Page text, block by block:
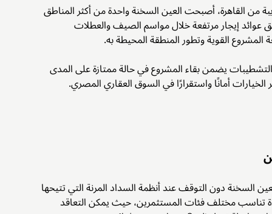
من القاهرة، أصبحت العين السخنة واحدة من أكثر المناطق
عوائد إيجار مرتفعة خلال مواسم الصيف والعطلات
القوية وتطور المنطقة المحيطة به.
يضمن بقاء المشروع في حالة ممتازة على المدى
أمانًا واستقرارًا في السوق العقاري المصري.
السخنة دون التوقف عند أنظمة السداد المرنة التي تتيحها
تناسب مختلف فئات المستثمرين، حيث يمكن التعاقد